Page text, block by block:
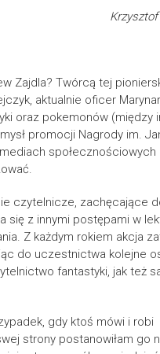
Zajdla? Twórcą tej
aktualnie oficer
oraz pokemonów (między
promocji Nagrody im.
społecznościowych
czytelnicze, zachęcające
się z innymi postępami w
Z każdym rokiem akcja
do uczestnictwa kolejne
fantastyki, jak też
gdy ktoś mówi i robi
strony postanowiłam go